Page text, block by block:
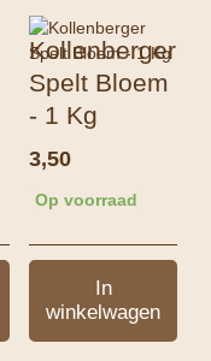
Kollenberger
Spelt Bloem
- 1 Kg
3,50
Op voorraad
In
winkelwagen